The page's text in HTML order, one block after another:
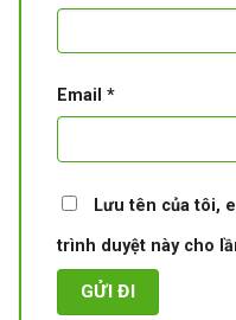
Email *
Lưu tên của tôi,
trình duyệt này cho